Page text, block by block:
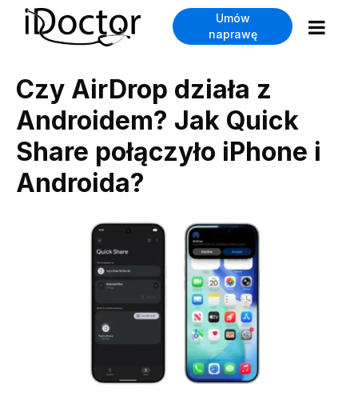
Umów
naprawę
Czy AirDrop działa z
Androidem? Jak Quick
Share połączyło iPhone i
Androida?